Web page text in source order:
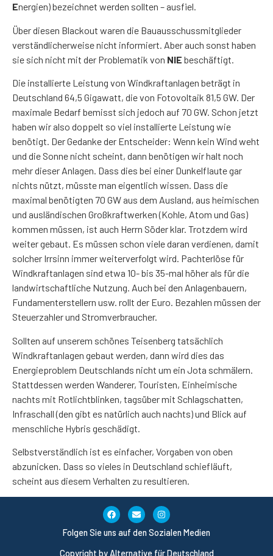
Energien) bezeichnet werden sollten – ausfiel.
Über diesen Blackout waren die Bauausschussmitglieder
verständlicherweise nicht informiert. Aber auch sonst haben
sie sich nicht mit der Problematik von NIE beschäftigt.
Die installierte Leistung von Windkraftanlagen beträgt in
Deutschland 64,5 Gigawatt, die von Fotovoltaik 81,5 GW. Der
maximale Bedarf bemisst sich jedoch auf 70 GW. Schon jetzt
haben wir also doppelt so viel installierte Leistung wie
benötigt. Der Gedanke der Entscheider: Wenn kein Wind weht
und die Sonne nicht scheint, dann benötigen wir halt noch
mehr dieser Anlagen. Dass dies bei einer Dunkelflaute gar
nichts nützt, müsste man eigentlich wissen. Dass die
maximal benötigten 70 GW aus dem Ausland, aus heimischen
und ausländischen Großkraftwerken (Kohle, Atom und Gas)
kommen müssen, ist auch Herrn Söder klar. Trotzdem wird
weiter gebaut. Es müssen schon viele daran verdienen, damit
solcher Irrsinn immer weiterverfolgt wird. Pachterlöse für
Windkraftanlagen sind etwa 10- bis 35-mal höher als für die
landwirtschaftliche Nutzung. Auch bei den Anlagenbauern,
Fundamenterstellern usw. rollt der Euro. Bezahlen müssen der
Steuerzahler und Stromverbraucher.
Sollten auf unserem schönes Teisenberg tatsächlich
Windkraftanlagen gebaut werden, dann wird dies das
Energieproblem Deutschlands nicht um ein Jota schmälern.
Stattdessen werden Wanderer, Touristen, Einheimische
nachts mit Rotlichtblinken, tagsüber mit Schlagschatten,
Infraschall (den gibt es natürlich auch nachts) und Blick auf
menschliche Hybris geschädigt.
Selbstverständlich ist es einfacher, Vorgaben von oben
abzunicken. Dass so vieles in Deutschland schiefläuft,
scheint aus diesem Verhalten zu resultieren.
Copyright by Alternative für Deutschland
Folgen Sie uns auf den Sozialen Medien